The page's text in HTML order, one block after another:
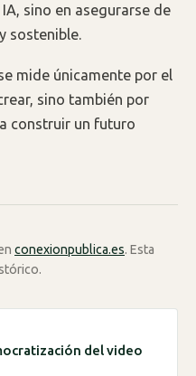
sino en asegurarse de
sostenible.
mide únicamente por el
sino también por
construir un futuro
conexionpublica.es. Esta
del video